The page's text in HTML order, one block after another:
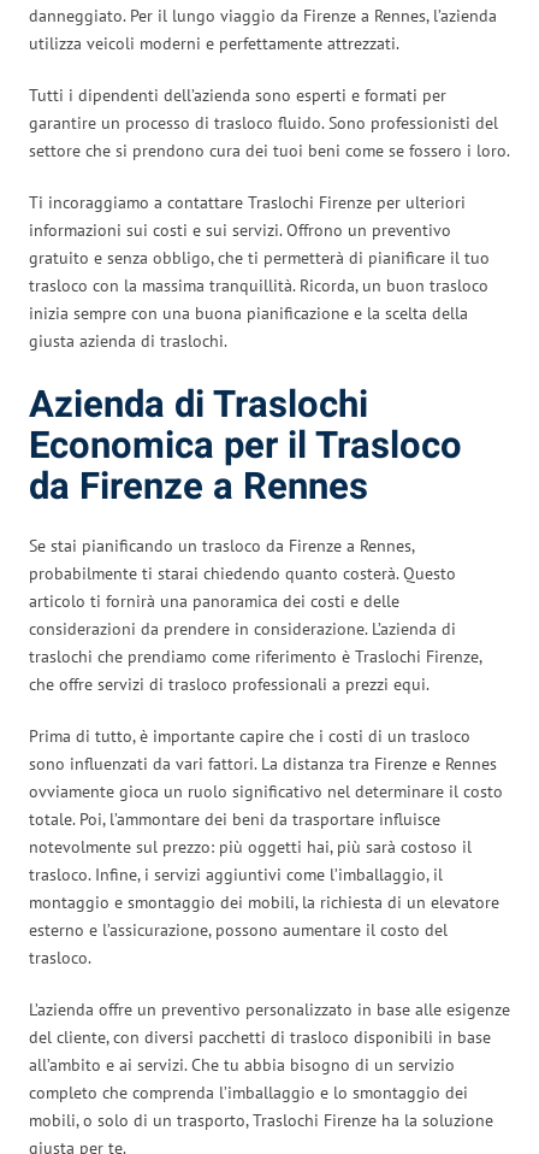
danneggiato. Per il lungo viaggio da Firenze a Rennes, l’azienda
utilizza veicoli moderni e perfettamente attrezzati.
Tutti i dipendenti dell’azienda sono esperti e formati per
garantire un processo di trasloco fluido. Sono professionisti del
settore che si prendono cura dei tuoi beni come se fossero i loro.
Ti incoraggiamo a contattare Traslochi Firenze per ulteriori
informazioni sui costi e sui servizi. Offrono un preventivo
gratuito e senza obbligo, che ti permetterà di pianificare il tuo
trasloco con la massima tranquillità. Ricorda, un buon trasloco
inizia sempre con una buona pianificazione e la scelta della
giusta azienda di traslochi.
Azienda di Traslochi
Economica per il Trasloco
da Firenze a Rennes
Se stai pianificando un trasloco da Firenze a Rennes,
probabilmente ti starai chiedendo quanto costerà. Questo
articolo ti fornirà una panoramica dei costi e delle
considerazioni da prendere in considerazione. L’azienda di
traslochi che prendiamo come riferimento è Traslochi Firenze,
che offre servizi di trasloco professionali a prezzi equi.
Prima di tutto, è importante capire che i costi di un trasloco
sono influenzati da vari fattori. La distanza tra Firenze e Rennes
ovviamente gioca un ruolo significativo nel determinare il costo
totale. Poi, l’ammontare dei beni da trasportare influisce
notevolmente sul prezzo: più oggetti hai, più sarà costoso il
trasloco. Infine, i servizi aggiuntivi come l’imballaggio, il
montaggio e smontaggio dei mobili, la richiesta di un elevatore
esterno e l’assicurazione, possono aumentare il costo del
trasloco.
L’azienda offre un preventivo personalizzato in base alle esigenze
del cliente, con diversi pacchetti di trasloco disponibili in base
all’ambito e ai servizi. Che tu abbia bisogno di un servizio
completo che comprenda l’imballaggio e lo smontaggio dei
mobili, o solo di un trasporto, Traslochi Firenze ha la soluzione
giusta per te.